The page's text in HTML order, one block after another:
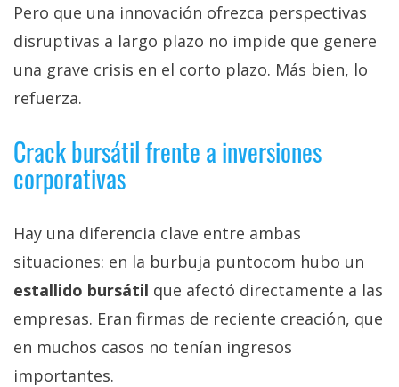
Pero que una innovación ofrezca perspectivas
disruptivas a largo plazo no impide que genere
una grave crisis en el corto plazo. Más bien, lo
refuerza.
Crack bursátil frente a inversiones
corporativas
Hay una diferencia clave entre ambas
situaciones: en la burbuja puntocom hubo un
estallido bursátil que afectó directamente a las
empresas. Eran firmas de reciente creación, que
en muchos casos no tenían ingresos
importantes.